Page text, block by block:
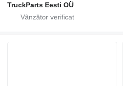
TruckParts Eesti OÜ